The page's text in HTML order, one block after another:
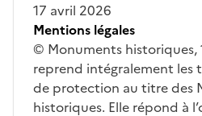
17 avril 2026
Mentions légales
© Monuments
reprend intégralement les
de protection au titre des
historiques. Elle répond à